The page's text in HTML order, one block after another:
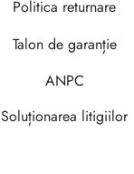
Politica returnare
Talon de garanție
ANPC
Soluționarea litigiilor